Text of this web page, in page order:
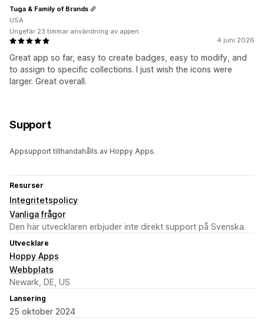
4 juni 2026
Great app so far, easy to create badges, easy to modify, and
to assign to specific collections. I just wish the icons were
larger. Great overall.
Tuga & Family of Brands
USA
Ungefär 23 timmar användning av appen
Support
Appsupport tillhandahålls av Hoppy Apps.
Resurser
Integritetspolicy
Vanliga frågor
Den här utvecklaren erbjuder inte direkt support på Svenska.
Utvecklare
Hoppy Apps
Webbplats
Newark, DE, US
Lansering
25 oktober 2024